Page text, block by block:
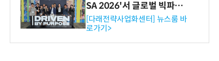
SA 2026'서 글로벌 빅파마
와의 비즈니스 미팅 지원…K
-바이오 해외 진출 교두보 확
보
[다래전략사업화센터] 뉴스룸 바
로가기>